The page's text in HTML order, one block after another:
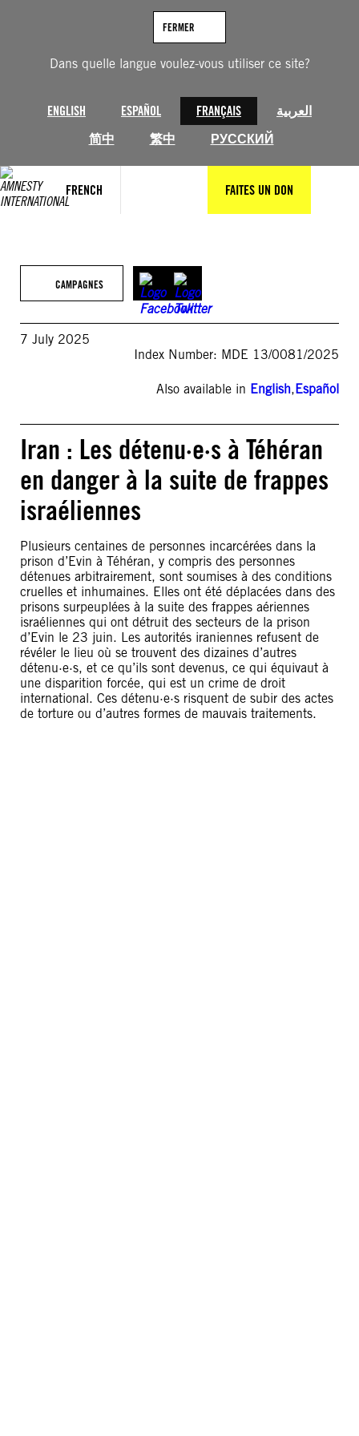
Dans quelle langue voulez-vous utiliser ce site?
ENGLISH ESPAÑOL FRANÇAIS
العربية
简中
繁中 РУССКИЙ
FERMER
FRENCH FAITES UN DON
CAMPAGNES
7 July 2025
Index Number: MDE 13/0081/2025
Also available in English,Español
Iran : Les détenu·e·s à Téhéran
en danger à la suite de frappes
israéliennes
Plusieurs centaines de personnes incarcérées dans la
prison d’Evin à Téhéran, y compris des personnes
détenues arbitrairement, sont soumises à des conditions
cruelles et inhumaines. Elles ont été déplacées dans des
prisons surpeuplées à la suite des frappes aériennes
israéliennes qui ont détruit des secteurs de la prison
d’Evin le 23 juin. Les autorités iraniennes refusent de
révéler le lieu où se trouvent des dizaines d’autres
détenu·e·s, et ce qu’ils sont devenus, ce qui équivaut à
une disparition forcée, qui est un crime de droit
international. Ces détenu·e·s risquent de subir des actes
de torture ou d’autres formes de mauvais traitements.